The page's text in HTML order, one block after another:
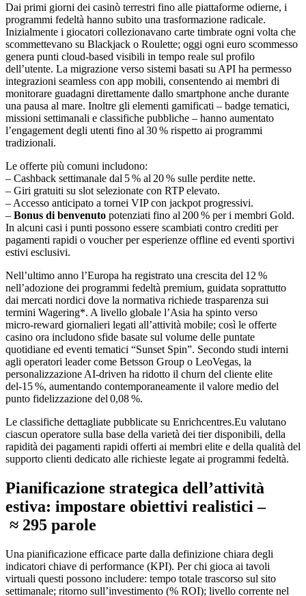
Dai primi giorni dei casinò terrestri fino alle piattaforme odierne, i
programmi fedeltà hanno subito una trasformazione radicale.
Inizialmente i giocatori collezionavano carte timbrate ogni volta che
scommettevano su Blackjack o Roulette; oggi ogni euro scommesso
genera punti cloud‑based visibili in tempo reale sul profilo
dell’utente. La migrazione verso sistemi basati su API ha permesso
integrazioni seamless con app mobili, consentendo ai membri di
monitorare guadagni direttamente dallo smartphone anche durante
una pausa al mare. Inoltre gli elementi gamificati – badge tematici,
missioni settimanali e classifiche pubbliche – hanno aumentato
l’engagement degli utenti fino al 30 % rispetto ai programmi
tradizionali.
Le offerte più comuni includono:
– Cashback settimanale dal 5 % al 20 % sulle perdite nette.
– Giri gratuiti su slot selezionate con RTP elevato.
– Accesso anticipato a tornei VIP con jackpot progressivi.
– Bonus di benvenuto potenziati fino al 200 % per i membri Gold.
In alcuni casi i punti possono essere scambiati contro crediti per
pagamenti rapidi o voucher per esperienze offline ed eventi sportivi
estivi esclusivi.
Nell’ultimo anno l’Europa ha registrato una crescita del 12 %
nell’adozione dei programmi fedeltà premium, guidata soprattutto
dai mercati nordici dove la normativa richiede trasparenza sui
termini Wagering*. A livello globale l’Asia ha spinto verso
micro‑reward giornalieri legati all’attività mobile; così le offerte
casino ora includono sfide basate sul volume delle puntate
quotidiane ed eventi tematici “Sunset Spin”. Secondo studi interni
agli operatori leader come Betsson Group o LeoVegas, la
personalizzazione AI‑driven ha ridotto il churn del cliente elite
del‑15 %, aumentando contemporaneamente il valore medio del
punto fidelizzazione del 0,08 %.
Le classifiche dettagliate pubblicate su Enrichcentres.Eu valutano
ciascun operatore sulla base della varietà dei tier disponibili, della
rapidità dei pagamenti rapidi offerti ai membri elite e della qualità del
supporto clienti dedicato alle richieste legate ai programmi fedeltà.​
Pianificazione strategica dell’attività
estiva: impostare obiettivi realistici –
≈ 295 parole
Una pianificazione efficace parte dalla definizione chiara degli
indicatori chiave di performance (KPI). Per chi gioca ai tavoli
virtuali questi possono includere: tempo totale trascorso sul sito
settimanale; ritorno sull’investimento (% ROI); livello corrente nel